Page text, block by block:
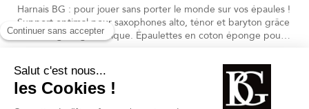
Harnais BG : pour jouer sans porter le monde sur vos épaules !
Support optimal pour saxophones alto, ténor et baryton grâce
à un design ergonomique. Épaulettes en coton éponge pour
réglable et mousqueton plastifié assurant maintien stable et
silencieux. Structure en nylon renforcé et coutures doubles (42
points/cm) pour une durabilité maximale. Robuste et précis,
conçu pour un usage quotidien et professionnel.
S40CMSH